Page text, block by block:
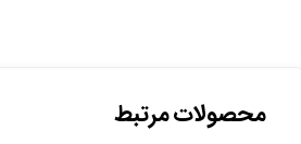
محصولات مرتبط